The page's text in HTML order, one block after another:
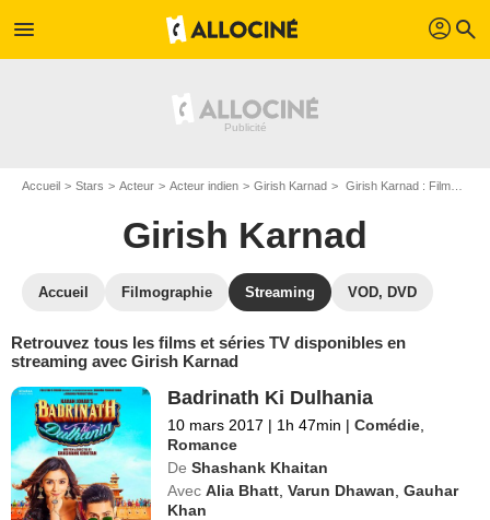
menu profil search
Accueil Stars Acteur Acteur indien Girish Karnad Girish Karnad : Films et séries online
Girish Karnad
Accueil Filmographie Streaming VOD, DVD
Retrouvez tous les films et séries TV disponibles en
streaming avec Girish Karnad
Badrinath Ki Dulhania
10 mars 2017 | 1h 47min | Comédie
Romance
De Shashank Khaitan
Avec Alia Bhatt ,Varun Dhawan ,Gauhar
Khan